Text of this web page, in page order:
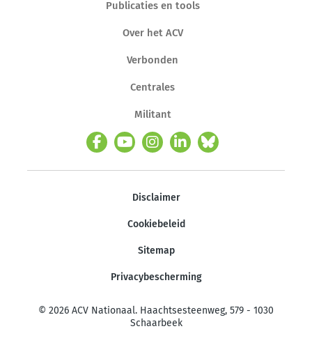
Publicaties en tools
Over het ACV
Verbonden
Centrales
Militant
Disclaimer
Cookiebeleid
Sitemap
Privacybescherming
© 2026 ACV Nationaal. Haachtsesteenweg, 579 - 1030
Schaarbeek